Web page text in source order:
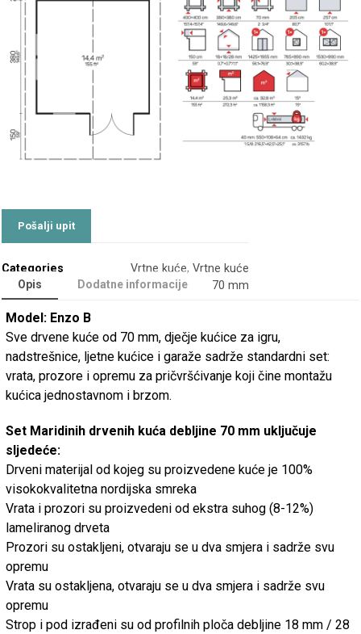
Categories Vrtne kuće,Vrtne kuće
70 mm
Opis Dodatne informacije
Model: Enzo B
Sve drvene kuće od 70 mm, dječje kućice za igru,
nadstrešnice, ljetne kućice i garaže sadrže standardni set:
vrata, prozore i opremu za pričvršćivanje koji čine montažu
kućica jednostavnom i brzom.
Set Maridinih drvenih kuća debljine 70 mm uključuje
sljedeće:
Drveni materijal od kojeg su proizvedene kuće je 100%
visokokvalitetna nordijska smreka
Vrata i prozori su proizvedeni od ekstra suhog (8-12%)
lameliranog drveta
Prozori su ostakljeni, otvaraju se u dva smjera i sadrže svu
opremu
Vrata su ostakljena, otvaraju se u dva smjera i sadrže svu
opremu
Strop i pod izrađeni su od profilnih ploča debljine 18 mm / 28